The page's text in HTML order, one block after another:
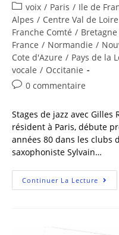
voix / Paris / Ile de
Alpes / Centre Val de Loire
Franche Comté / Bretagne
France / Normandie /
Cote d'Azure / Pays de la
vocale / Occitanie
0 commentaire
Stages de jazz avec Gilles
résident à Paris, débute
années 80 dans les clubs
saxophoniste Sylvain…
Continuer La Lecture